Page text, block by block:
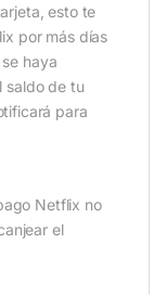
esto te
por más días
haya
saldo de tu
para
Netflix no
el